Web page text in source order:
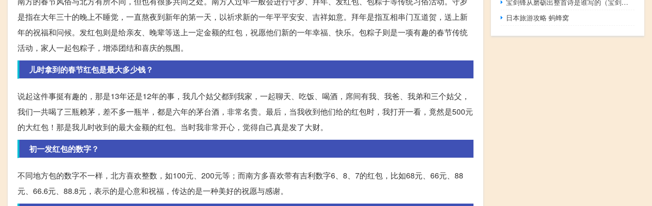
是指在大年三十的晚上不睡觉，一直熬夜到新年的第一天，以祈求新的一年平平安安、吉祥如意。拜年是指互相串门互道贺，送上新
年的祝福和问候。发红包则是给亲友、晚辈等送上一定金额的红包，祝愿他们新的一年幸福、快乐。包粽子则是一项有趣的春节传统
活动，家人一起包粽子，增添团结和喜庆的氛围。
儿时拿到的春节红包是最大多少钱？
说起这件事挺有趣的，那是13年还是12年的事，我几个姑父都到我家，一起聊天、吃饭、喝酒，席间有我、我爸、我弟和三个姑父，
我们一共喝了三瓶赖茅，差不多一瓶半，都是六年的茅台酒，非常名贵。最后，当我收到他们给的红包时，我打开一看，竟然是500元
的大红包！那是我儿时收到的最大金额的红包。当时我非常开心，觉得自己真是发了大财。
初一发红包的数字？
不同地方包的数字不一样，北方喜欢整数，如100元、200元等；而南方多喜欢带有吉利数字6、8、7的红包，比如68元、66元、88
元、66.6元、88.8元，表示的是心意和祝福，传达的是一种美好的祝愿与感谢。
日本旅游攻略 蚂蜂窝